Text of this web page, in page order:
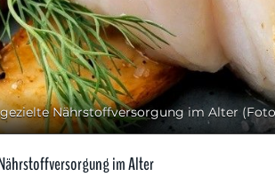
Nährstoffversorgung im Alter
im Alter